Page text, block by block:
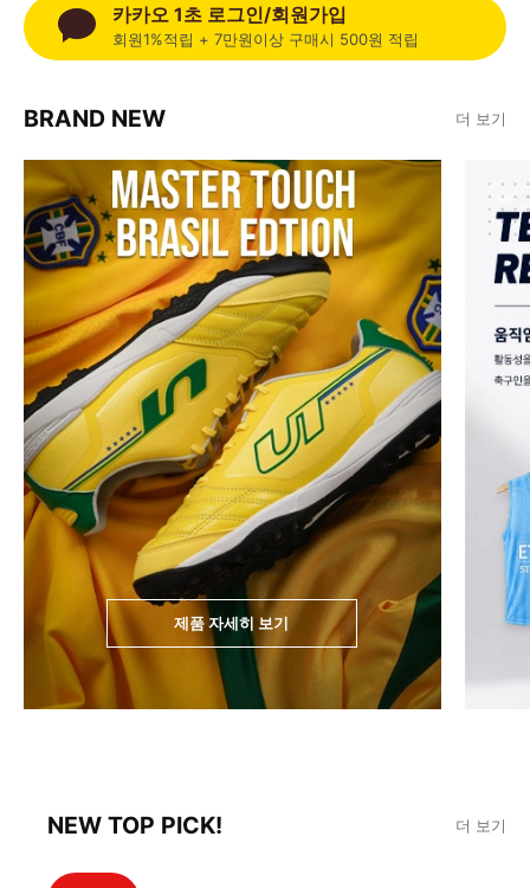
카카오 1초 로그인/회원가입
회원1%적립 + 7만원이상 구매시 500원 적립
BRAND NEW 더 보기
제품 자세히 보기
NEW TOP PICK! 더 보기